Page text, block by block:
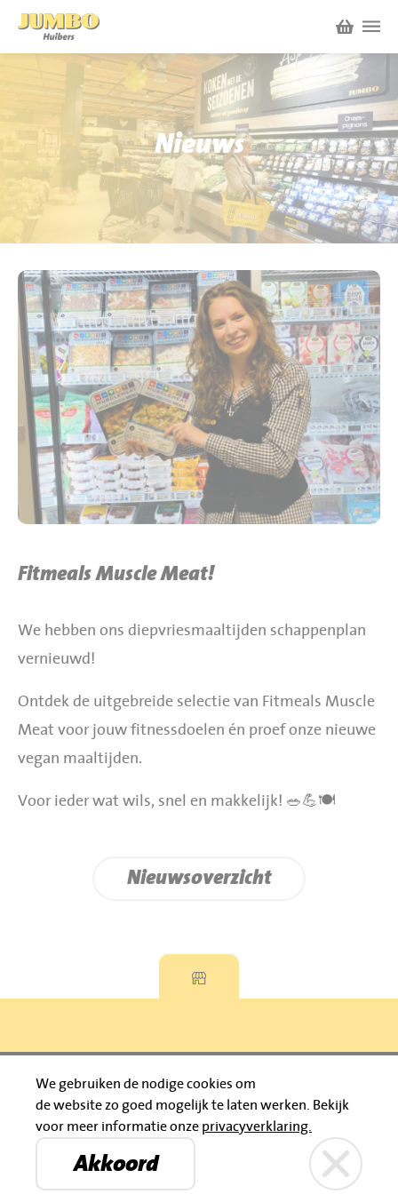
Winkels
P.W.A. Park
Bruïneplein
Nieuws
Acties
Werken bij Jumbo Huibers
Vacatures en Solliciteren
Werken en leren
Jumbo.com
BBQ gigant webshop
Jumbo Huibers Specials
Nieuws
Fitmeals Muscle Meat!
We hebben ons diepvriesmaaltijden schappenplan
vernieuwd!
Ontdek de uitgebreide selectie van Fitmeals Muscle
Meat voor jouw fitnessdoelen én proef onze nieuwe
vegan maaltijden.
Voor ieder wat wils, snel en makkelijk! 🥗💪🍽️
Nieuwsoverzicht
Bruïneplein Petenbos
Privacyverklaring
© 2026 Jumbo Huibers
IBAN: NL92 RABO 0395111021
Jumbo Huibers
We gebruiken de nodige cookies om
de website zo goed mogelijk te laten werken.
Bekijk
voor meer informatie onze privacyverklaring.
Akkoord